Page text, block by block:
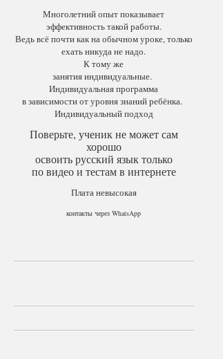
Многолетний опыт показывает
эффективность такой работы.
Ведь всё почти как на обычном уроке, только
ехать никуда не надо.
К тому же
занятия индивидуальные.
Индивидуальная программа
в зависимости от уровня знаний ребёнка.
Индивидуальный подход
Поверьте, ученик не может сам
хорошо
освоить русский язык только
по видео и тестам в интернете
Плата невысокая
контакты через WhatsApp